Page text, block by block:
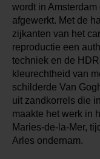
wordt in
afgewerkt. Met de
zijkanten van het
reproductie een
techniek en de
kleurechtheid van
schilderde Van
uit zandkorrels die
maakte het werk in
Maries-de-la-Mer,
Arles ondernam.